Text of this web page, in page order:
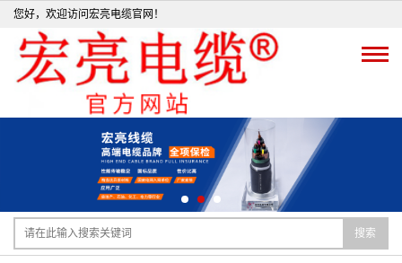
您好，欢迎访问宏亮电缆官网！
搜索